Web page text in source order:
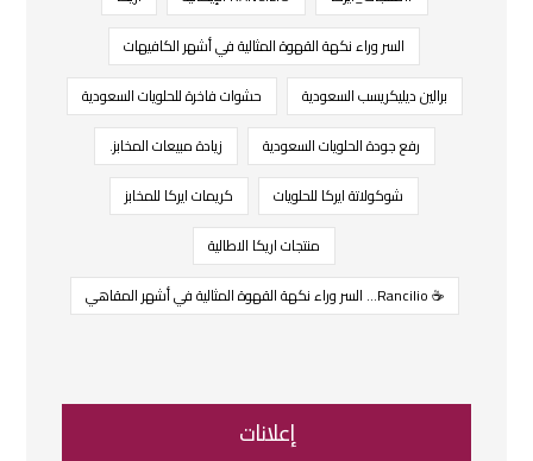
السر وراء نكهة القهوة المثالية في أشهر الكافيهات
برالين ديليكريسب السعودية
حشوات فاخرة للحلويات السعودية
رفع جودة الحلويات السعودية
زيادة مبيعات المخابز.
شوكولاتة ايركا للحلويات
كريمات ايركا للمخابز
منتجات اريكا الاطالية
☕ Rancilio… السر وراء نكهة القهوة المثالية في أشهر المقاهي
إعلانات